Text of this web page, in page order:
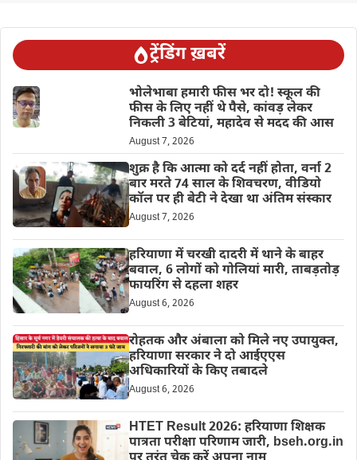
ट्रेंडिंग ख़बरें
भोलेभाबा हमारी फीस भर दो! स्कूल की
फीस के लिए नहीं थे पैसे, कांवड़ लेकर
निकली 3 बेटियां, महादेव से मदद की आस
August 7, 2026
शुक्र है कि आत्मा को दर्द नहीं होता, वर्ना 2
बार मरते 74 साल के शिवचरण, वीडियो
कॉल पर ही बेटी ने देखा था अंतिम संस्कार
August 7, 2026
हरियाणा में चरखी दादरी में थाने के बाहर
बवाल, 6 लोगों को गोलियां मारी, ताबड़तोड़
फायरिंग से दहला शहर
August 6, 2026
रोहतक और अंबाला को मिले नए उपायुक्त,
हरियाणा सरकार ने दो आईएएस
अधिकारियों के किए तबादले
August 6, 2026
HTET Result 2026: हरियाणा शिक्षक
पात्रता परीक्षा परिणाम जारी, bseh.org.in